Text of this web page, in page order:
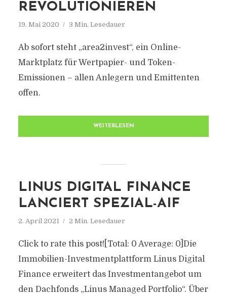
REVOLUTIONIEREN
19. Mai 2020 3 Min. Lesedauer
Ab sofort steht „area2invest“, ein Online-
Marktplatz für Wertpapier- und Token-
Emissionen – allen Anlegern und Emittenten
offen.
WEITERLESEN
LINUS DIGITAL FINANCE
LANCIERT SPEZIAL-AIF
2. April 2021 2 Min. Lesedauer
Click to rate this post![Total: 0 Average: 0]Die
Immobilien-Investmentplattform Linus Digital
Finance erweitert das Investmentangebot um
den Dachfonds „Linus Managed Portfolio“. Über